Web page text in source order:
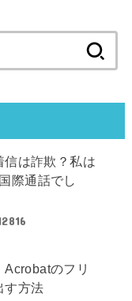
信は詐欺？私は
際通話でし
のフリ
す方法